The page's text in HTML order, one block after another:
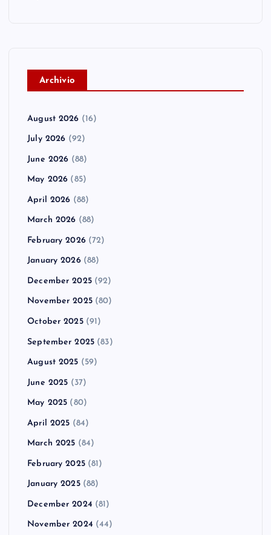
Archivio
August 2026 (16)
July 2026 (92)
June 2026 (88)
May 2026 (85)
April 2026 (88)
March 2026 (88)
February 2026(72)
January 2026(88)
December 2025(92)
November 2025(80)
October 2025(91)
September 2025 (83)
August 2025 (59)
June 2025 (37)
May 2025 (80)
April 2025 (84)
March 2025 (84)
February 2025(81)
January 2025(88)
December 2024 (81)
November 2024 (44)